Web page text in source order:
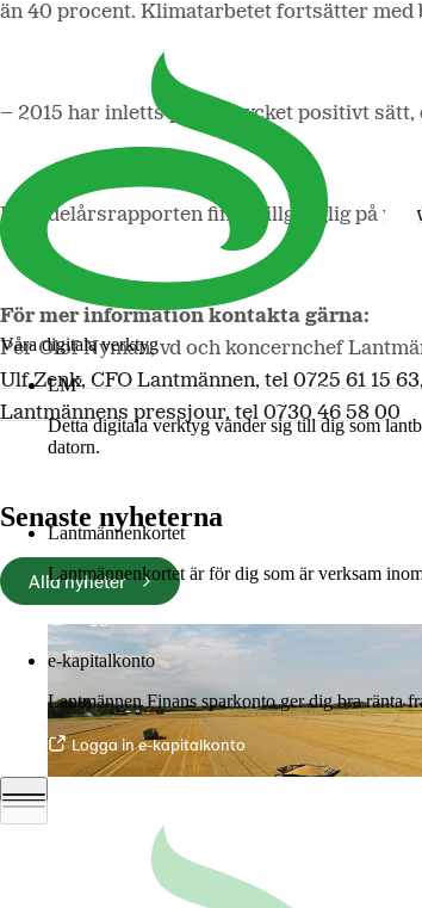
Våra digitala verktyg
LM²
Detta digitala verktyg vänder sig till dig som
datorn.
Lantmännenkortet
Lantmännenkortet är för dig som är verksam
e-kapitalkonto
Lantmännen Finans sparkonto ger dig bra ränta
Logga in e-kapitalkonto
än 40 procent. Klimatarbetet fortsätter
– 2015 har inletts på ett mycket positivt
Hela delårsrapporten finns tillgänglig på
För mer information kontakta gärna:
Per Olof Nyman, vd och koncernchef
UlfZenk, CFO Lantmännen, tel 0725 61 15
Lantmännens pressjour, tel 0730 46 58 00
Senaste nyheterna
Alla nyheter